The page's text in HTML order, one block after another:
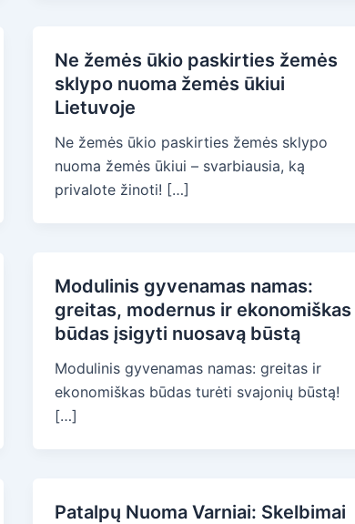
Ne žemės ūkio paskirties žemės
sklypo nuoma žemės ūkiui
Lietuvoje
Ne žemės ūkio paskirties žemės sklypo
nuoma žemės ūkiui – svarbiausia, ką
privalote žinoti! […]
Modulinis gyvenamas namas:
greitas, modernus ir ekonomiškas
būdas įsigyti nuosavą būstą
Modulinis gyvenamas namas: greitas ir
ekonomiškas būdas turėti svajonių būstą!
[…]
Patalpų Nuoma Varniai: Skelbimai